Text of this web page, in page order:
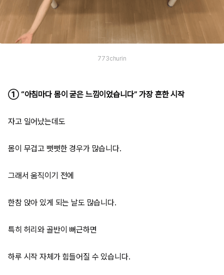
773churin
① “아침마다 몸이 굳은 느낌이었습니다” 가장 흔한 시작
자고 일어났는데도
몸이 무겁고 뻣뻣한 경우가 많습니다.
그래서 움직이기 전에
한참 앉아 있게 되는 날도 많습니다.
특히 허리와 골반이 뻐근하면
하루 시작 자체가 힘들어질 수 있습니다.